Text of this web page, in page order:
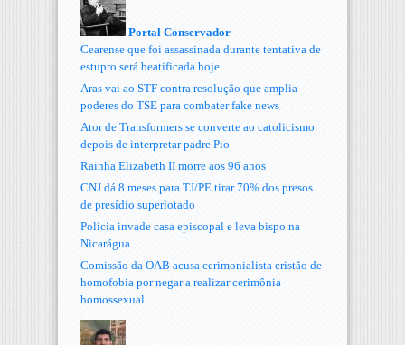
Portal Conservador
Cearense que foi assassinada durante tentativa de
estupro será beatificada hoje
Aras vai ao STF contra resolução que amplia
poderes do TSE para combater fake news
Ator de Transformers se converte ao catolicismo
depois de interpretar padre Pio
Rainha Elizabeth II morre aos 96 anos
CNJ dá 8 meses para TJ/PE tirar 70% dos presos
de presídio superlotado
Polícia invade casa episcopal e leva bispo na
Nicarágua
Comissão da OAB acusa cerimonialista cristão de
homofobia por negar a realizar cerimônia
homossexual